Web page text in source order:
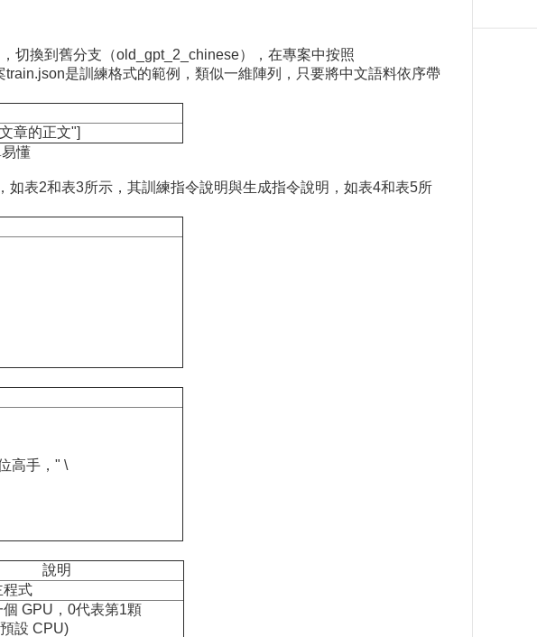
切換到舊分支（old_gpt_2_chinese），在專案中按照
是訓練格式的範例，類似一維陣列，只要將中文語料依序帶
章的正文"]
懂
表2和表3所示，其訓練指令說明與生成指令說明，如表4和表5所
高手，" \
說明
程式
GPU，0代表第1顆
設 CPU)